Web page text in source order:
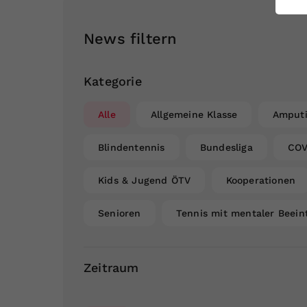
News filtern
Kategorie
Alle Allgemeine Klasse
Blindentennis Bundesliga
Kids & Jugend ÖTV Kooperationen
Senioren Tennis mit mentaler
Zeitraum